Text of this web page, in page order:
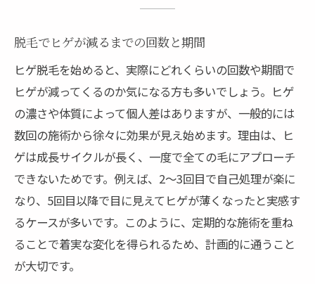
脱毛でヒゲが減るまでの回数と期間
ヒゲ脱毛を始めると、実際にどれくらいの回数や期間で
ヒゲが減ってくるのか気になる方も多いでしょう。ヒゲ
の濃さや体質によって個人差はありますが、一般的には
数回の施術から徐々に効果が見え始めます。理由は、ヒ
ゲは成長サイクルが長く、一度で全ての毛にアプローチ
できないためです。例えば、2〜3回目で自己処理が楽に
なり、5回目以降で目に見えてヒゲが薄くなったと実感す
るケースが多いです。このように、定期的な施術を重ね
ることで着実な変化を得られるため、計画的に通うこと
が大切です。